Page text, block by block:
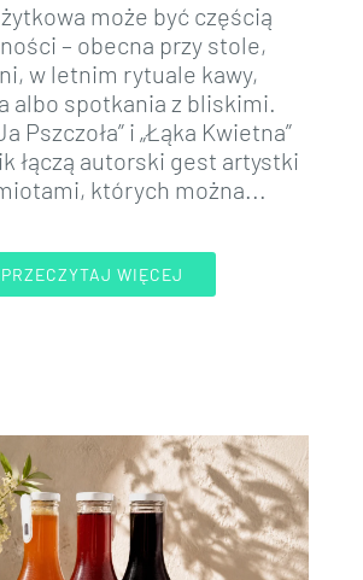
może być częścią
– obecna przy stole,
w letnim rytuale kawy,
albo spotkania z bliskimi.
Pszczoła” i „Łąka Kwietna”
łączą autorski gest artystki
których można...
PRZECZYTAJ WIĘCEJ